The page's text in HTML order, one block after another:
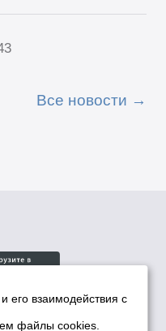
Все новости
его взаимодействия с
файлы cookies.